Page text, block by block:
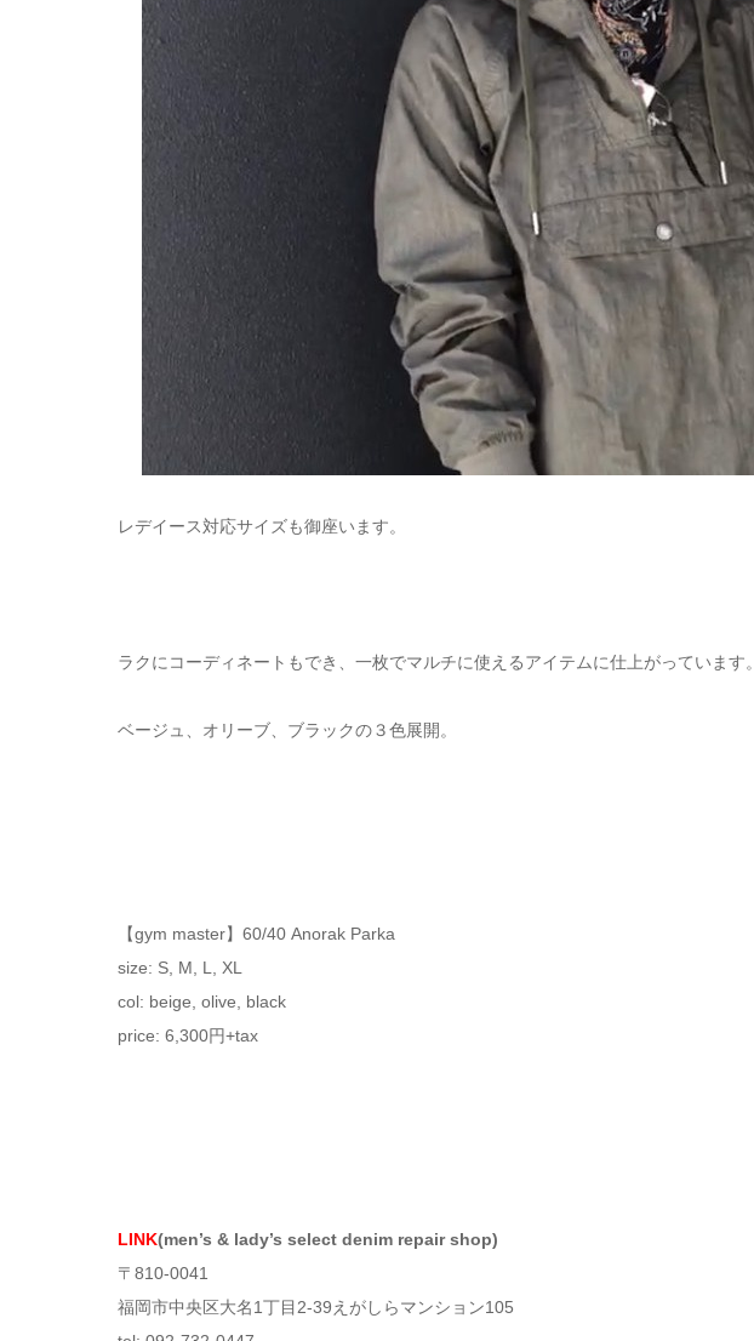
レデイース対応サイズも御座います。
ラクにコーディネートもでき、一枚でマルチに使えるアイテムに仕上がっています。
ベージュ、オリーブ、ブラックの３色展開。
【gym master】60/40 Anorak Parka
size: S, M, L, XL
col: beige, olive, black
price: 6,300円+tax
LINK(men’s & lady’s select denim repair shop)
〒810-0041
福岡市中央区大名1丁目2-39えがしらマンション105